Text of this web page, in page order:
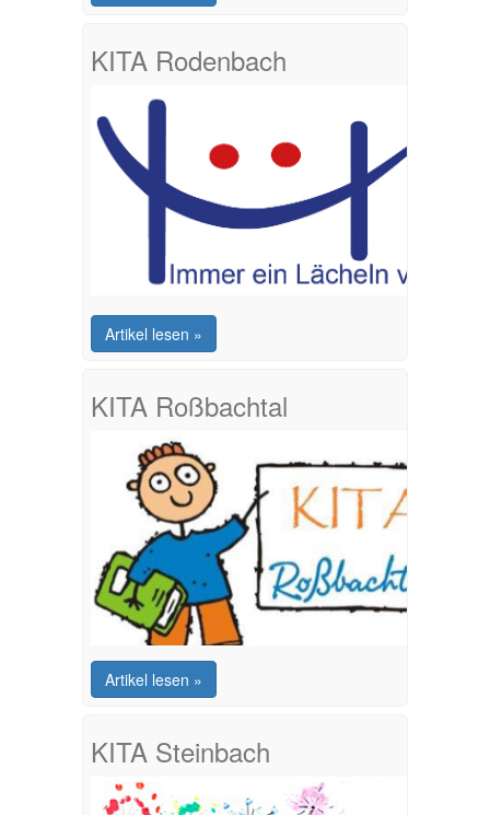
KITA Rodenbach
Artikel lesen »
KITA Roßbachtal
Artikel lesen »
KITA Steinbach